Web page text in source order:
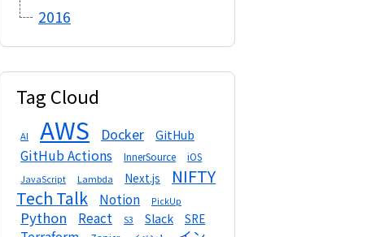
2016
Tag Cloud
AI AWS Docker GitHub
GitHub Actions InnerSource iOS
JavaScript Lambda Next.js
NIFTY
Tech Talk
Notion PickUp
Python React S3 Slack SRE